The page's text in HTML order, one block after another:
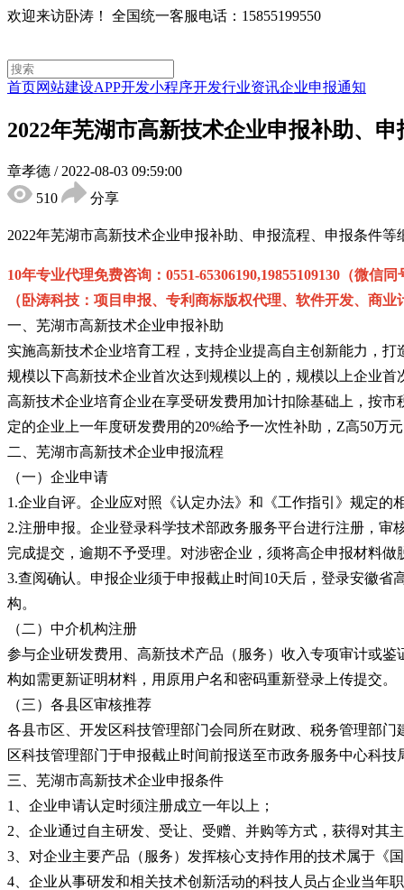
欢迎来访卧涛！ 全国统一客服电话：15855199550
首页网站建设APP开发小程序开发行业资讯企业申报通知
2022年芜湖市高新技术企业申报补助、
章孝德 / 2022-08-03 09:59:00
510
分享
2022年芜湖市高新技术企业申报补助、申报流程、申报条件
10年专业代理免费咨询：0551-65306190,19855109130（微信同
（卧涛科技：项目申报、专利商标版权代理、软件开发、商
一、芜湖市高新技术企业申报补助
实施高新技术企业培育工程，支持企业提高自主创新能力，
规模以下高新技术企业首次达到规模以上的，规模以上企业
高新技术企业培育企业在享受研发费用加计扣除基础上，按
定的企业上一年度研发费用的20%给予一次性补助，Z高50万
二、芜湖市高新技术企业申报流程
（一）企业申请
1.企业自评。企业应对照《认定办法》和《工作指引》规定
2.注册申报。企业登录科学技术部政务服务平台进行注册，
完成提交，逾期不予受理。对涉密企业，须将高企申报材料
3.查阅确认。申报企业须于申报截止时间10天后，登录安徽
构。
（二）中介机构注册
参与企业研发费用、高新技术产品（服务）收入专项审计或
构如需更新证明材料，用原用户名和密码重新登录上传提交。
（三）各县区审核推荐
各县市区、开发区科技管理部门会同所在财政、税务管理部
区科技管理部门于申报截止时间前报送至市政务服务中心科
三、芜湖市高新技术企业申报条件
1、企业申请认定时须注册成立一年以上；
2、企业通过自主研发、受让、受赠、并购等方式，获得对其
3、对企业主要产品（服务）发挥核心支持作用的技术属于《
4、企业从事研发和相关技术创新活动的科技人员占企业当年